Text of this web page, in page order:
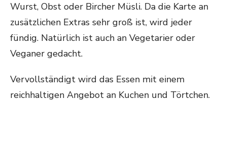
Wurst, Obst oder Bircher Müsli. Da die Karte an
zusätzlichen Extras sehr groß ist, wird jeder
fündig. Natürlich ist auch an Vegetarier oder
Veganer gedacht.
Vervollständigt wird das Essen mit einem
reichhaltigen Angebot an Kuchen und Törtchen.